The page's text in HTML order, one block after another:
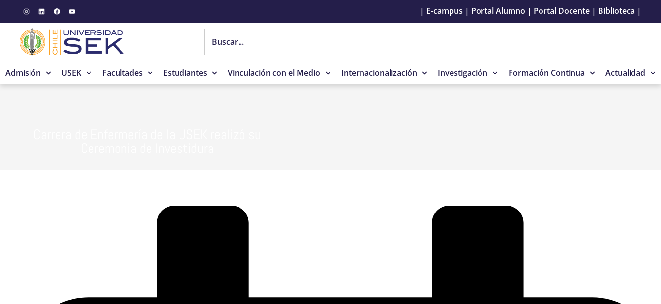
| E-campus | Portal Alumno | Portal Docente | Biblioteca |
Admisión USEK Facultades Estudiantes Vinculación con el Medio Internacionalización Investigación Formación Continua Actualidad